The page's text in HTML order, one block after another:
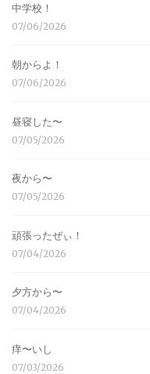
中学校！
07/06/2026
朝からよ！
07/06/2026
昼寝した〜
07/05/2026
夜から〜
07/05/2026
頑張ったぜぃ！
07/04/2026
夕方から〜
07/04/2026
痒〜いし
07/03/2026